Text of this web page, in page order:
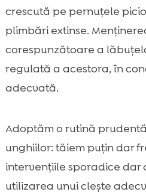
crescută pe pernuțele
plimbări extinse.
corespunzătoare a
regulată a acestora, în
adecvată.
Adoptăm o rutină
unghiilor: tăiem puțin dar
intervențiile sporadice dar
utilizarea unui clește